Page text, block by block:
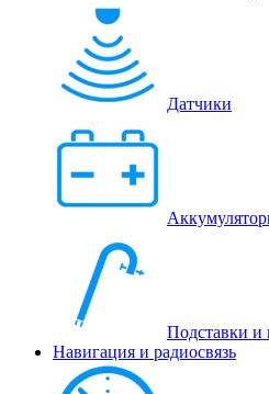
Датчики
Подставки и
Навигация и радиосвязь